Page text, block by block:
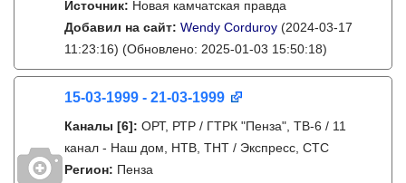
Источник: Новая камчатская правда
Добавил на сайт: Wendy Corduroy (2024-03-17
11:23:16) (Обновлено: 2025-01-03 15:50:18)
15-03-1999 - 21-03-1999
Каналы [6]: ОРТ, РТР / ГТРК "Пенза", ТВ-6 / 11
канал - Наш дом, НТВ, ТНТ / Экспресс, СТС
Регион: Пенза